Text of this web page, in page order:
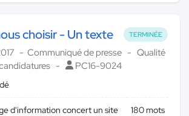
TERMINÉE
choisir - Un texte
Communiqué de presse
Qualité
PC16-9024
d'information concert un site
180 mots